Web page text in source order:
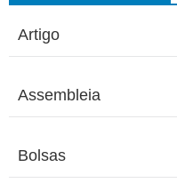
Artigo
Assembleia
Bolsas